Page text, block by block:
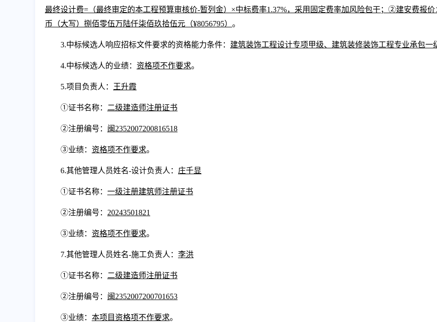
最终设计费=（最终审定的本工程预算审核价-暂列金）×中标费率1.37%，采用固定费率加风险包干； ②建安费报价
币（大写） 捌佰零伍万陆仟柒佰玖拾伍元（¥8056795） 。
3.中标候选人响应招标文件要求的资格能力条件： 建筑装饰工程设计专项甲级、 建筑装修装饰工程专业承包
4.中标候选人的业绩： 资格项不作要求。
5.项目负责人： 王升霞
①证书名称： 二级建造师注册证书
②注册编号： 闽 2352007200816518
③业绩： 资格项不作要求。
6.其他管理人员姓名-设计负责人 ： 庄千显
①证书名称： 一级注册建筑师注册证书
②注册编号： 20243501821
③业绩： 资格项不作要求。
7.其他管理人员姓名-施工负责人 ： 李洪
①证书名称： 二级建造师注册证书
②注册编号： 闽 2352007200701653
③业绩： 本项目资格项不作要求。